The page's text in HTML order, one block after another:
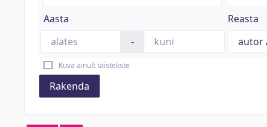
Aasta
-
Reasta
Kuva ainult täistekste
Rakenda